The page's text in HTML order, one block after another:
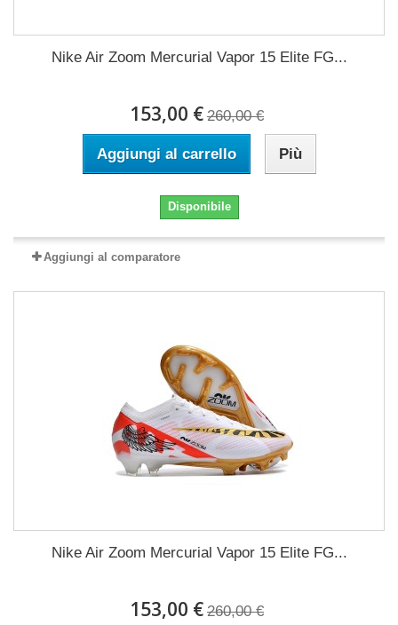
Nike Air Zoom Mercurial Vapor 15 Elite FG...
153,00 € 260,00 €
Aggiungi al carrello Più
Disponibile
Aggiungi al comparatore
Nike Air Zoom Mercurial Vapor 15 Elite FG...
153,00 € 260,00 €